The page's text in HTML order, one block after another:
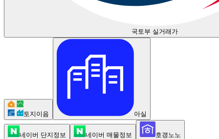
국토부 실거래가
토지이음 아실
네이버 단지정보 네이버 매물정보
호갱노노